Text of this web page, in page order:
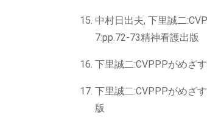
中村日出夫, 下里誠二
7:pp.72-73精神看護出版
下里誠二:CVPPPがめざ
下里誠二:CVPPPがめざ
版